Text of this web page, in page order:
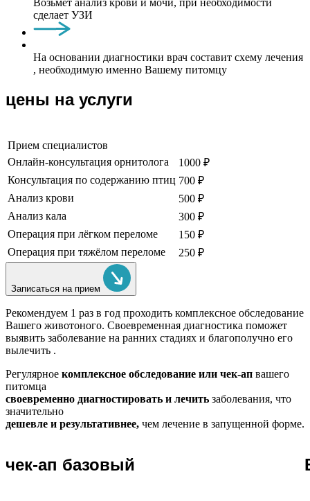
сделает УЗИ
На основании диагностики врач составит схему лечения
, необходимую именно Вашему питомцу
цены на услуги
Прием специалистов
Онлайн-консультация орнитолога
1000 ₽
Консультация по содержанию птиц 700 ₽
Анализ крови
500 ₽
Анализ кала
300 ₽
Операция при лёгком переломе
150 ₽
Операция при тяжёлом переломе
250 ₽
Записаться на прием
Рекомендуем 1 раз в год проходить комплексное обследование
Вашего животоного. Своевременная диагностика поможет
выявить заболевание на ранних стадиях и благополучно его
вылечить .
Регулярное комплексное обследование или чек-ап вашего
питомца
своевременно диагностировать и лечить заболевания, что
значительно
дешевле и результативнее, чем лечение в запущенной форме.
чек-ап базовый